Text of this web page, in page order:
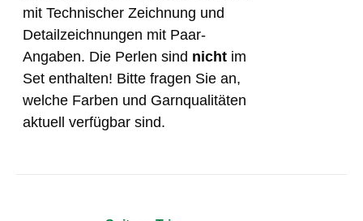
mit Technischer Zeichnung und
Detailzeichnungen mit Paar-
Angaben. Die Perlen sind nicht im
Set enthalten! Bitte fragen Sie an,
welche Farben und Garnqualitäten
aktuell verfügbar sind.